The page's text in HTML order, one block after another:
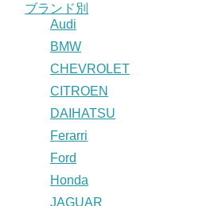
ブランド別
Audi
BMW
CHEVROLET
CITROEN
DAIHATSU
Ferarri
Ford
Honda
JAGUAR